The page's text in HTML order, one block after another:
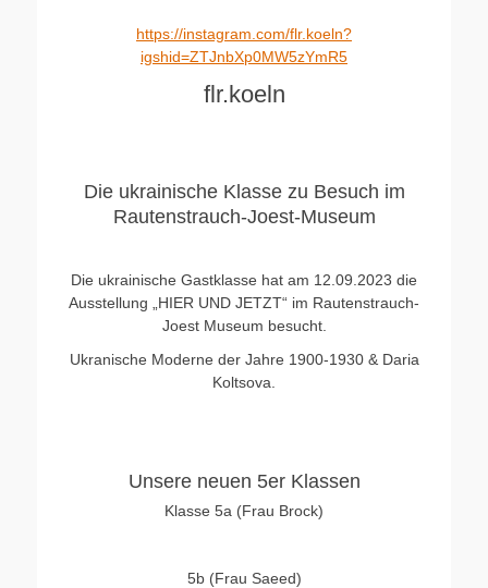
https://instagram.com/flr.koeln?
igshid=ZTJnbXp0MW5zYmR5
flr.koeln
Die ukrainische Klasse zu Besuch im
Rautenstrauch-Joest-Museum
Die ukrainische Gastklasse hat am 12.09.2023 die
Ausstellung „HIER UND JETZT“ im Rautenstrauch-
Joest Museum besucht.
Ukranische Moderne der Jahre 1900-1930 & Daria
Koltsova.
Unsere neuen 5er Klassen
Klasse 5a (Frau Brock)
5b (Frau Saeed)